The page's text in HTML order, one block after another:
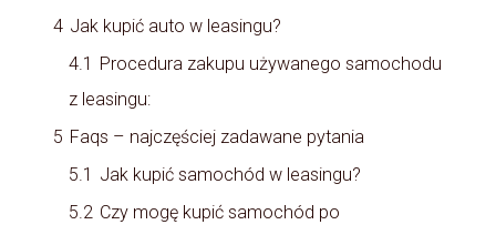
4 Jak kupić auto w leasingu?
4.1 Procedura zakupu używanego samochodu
z leasingu:
5 Faqs – najczęściej zadawane pytania
5.1 Jak kupić samochód w leasingu?
5.2 Czy mogę kupić samochód po